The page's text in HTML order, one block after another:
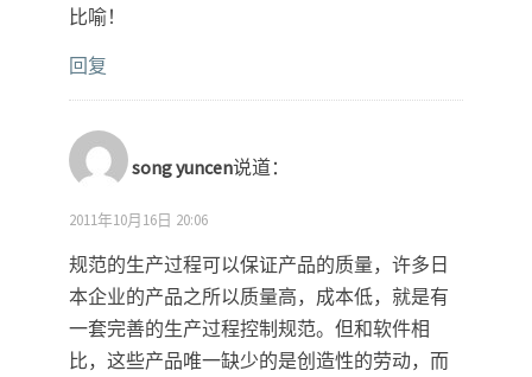
比喻！
回复
song yuncen说道：
2011年10月16日 20:06
规范的生产过程可以保证产品的质量，许多日
本企业的产品之所以质量高，成本低，就是有
一套完善的生产过程控制规范。但和软件相
比，这些产品唯一缺少的是创造性的劳动，而